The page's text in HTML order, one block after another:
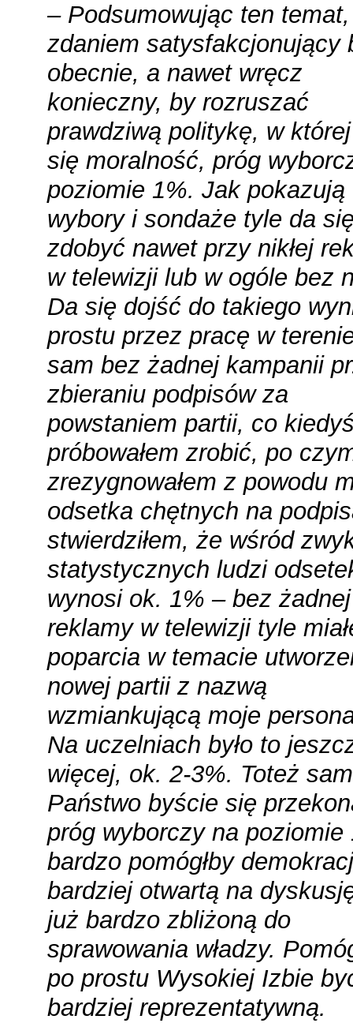
– Podsumowując ten
zdaniem satysfakcjonujący
obecnie, a nawet wręcz
konieczny, by rozruszać
prawdziwą politykę, w
się moralność, próg
poziomie 1%. Jak pokazują
wybory i sondaże tyle da
zdobyć nawet przy nikłej
w telewizji lub w ogóle bez
Da się dojść do takiego
prostu przez pracę w
sam bez żadnej kampanii
zbieraniu podpisów za
powstaniem partii, co
próbowałem zrobić, po
zrezygnowałem z powodu
odsetka chętnych na
stwierdziłem, że wśród
statystycznych ludzi
wynosi ok. 1% – bez żadnej
reklamy w telewizji tyle
poparcia w temacie
nowej partii z nazwą
wzmiankującą moje
Na uczelniach było to
więcej, ok. 2-3%. Toteż
Państwo byście się
próg wyborczy na poziomie
bardzo pomógłby
bardziej otwartą na
już bardzo zbliżoną do
sprawowania władzy.
po prostu Wysokiej Izbie
bardziej reprezentatywną.